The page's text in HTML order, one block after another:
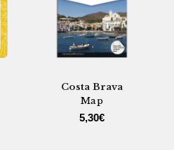
Costa Brava
Map
5,30€